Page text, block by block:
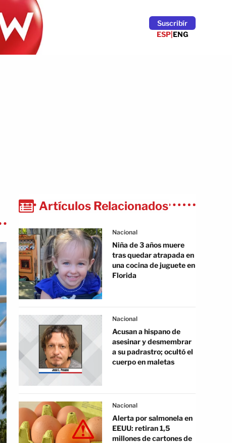
Suscribír
ESP|ENG
Artículos Relacionados
Nacional
Niña de 3 años muere
tras quedar atrapada en
una cocina de juguete en
Florida
Nacional
Acusan a hispano de
asesinar y desmembrar
a su padrastro; ocultó el
cuerpo en maletas
Nacional
Alerta por salmonela en
EEUU: retiran 1,5
millones de cartones de